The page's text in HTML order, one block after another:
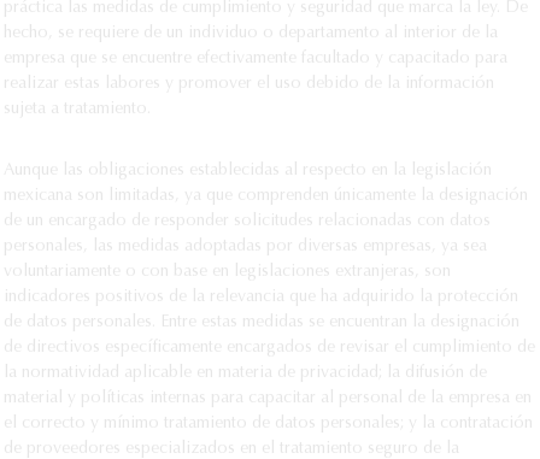
práctica las medidas de cumplimiento y seguridad que marca la ley. De
hecho, se requiere de un individuo o departamento al interior de la
empresa que se encuentre efectivamente facultado y capacitado para
realizar estas labores y promover el uso debido de la información
sujeta a tratamiento.
Aunque las obligaciones establecidas al respecto en la legislación
mexicana son limitadas, ya que comprenden únicamente la designación
de un encargado de responder solicitudes relacionadas con datos
personales, las medidas adoptadas por diversas empresas, ya sea
voluntariamente o con base en legislaciones extranjeras, son
indicadores positivos de la relevancia que ha adquirido la protección
de datos personales. Entre estas medidas se encuentran la designación
de directivos específicamente encargados de revisar el cumplimiento de
la normatividad aplicable en materia de privacidad; la difusión de
material y políticas internas para capacitar al personal de la empresa en
el correcto y mínimo tratamiento de datos personales; y la contratación
de proveedores especializados en el tratamiento seguro de la